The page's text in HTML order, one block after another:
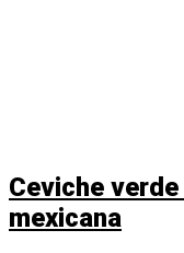
Ceviche
mexicana